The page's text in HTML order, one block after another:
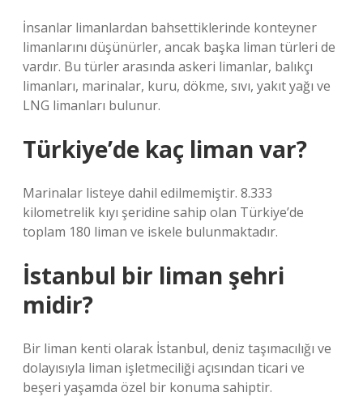
İnsanlar limanlardan bahsettiklerinde konteyner
limanlarını düşünürler, ancak başka liman türleri de
vardır. Bu türler arasında askeri limanlar, balıkçı
limanları, marinalar, kuru, dökme, sıvı, yakıt yağı ve
LNG limanları bulunur.
Türkiye’de kaç liman var?
Marinalar listeye dahil edilmemiştir. 8.333
kilometrelik kıyı şeridine sahip olan Türkiye’de
toplam 180 liman ve iskele bulunmaktadır.
İstanbul bir liman şehri
midir?
Bir liman kenti olarak İstanbul, deniz taşımacılığı ve
dolayısıyla liman işletmeciliği açısından ticari ve
beşeri yaşamda özel bir konuma sahiptir.